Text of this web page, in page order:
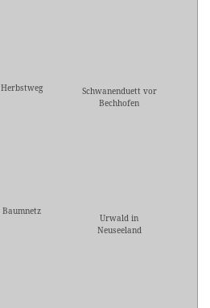
Herbstweg
Schwanenduett vor
Bechhofen
Baumnetz
Urwald in
Neuseeland